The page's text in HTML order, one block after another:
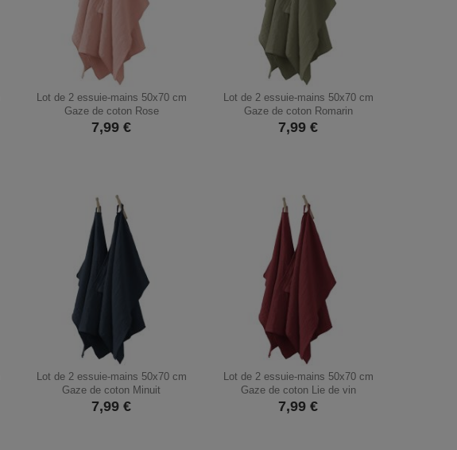
Lot de 2 essuie-mains 50x70 cm
Gaze de coton Rose
7,99 €
Lot de 2 essuie-mains 50x70 cm
Gaze de coton Romarin
7,99 €
Lot de 2 essuie-mains 50x70 cm
Gaze de coton Minuit
7,99 €
Lot de 2 essuie-mains 50x70 cm
Gaze de coton Lie de vin
7,99 €